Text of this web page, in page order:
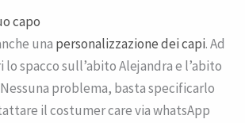
capo
una personalizzazione dei capi. Ad
spacco sull’abito Alejandra e l’abito
problema, basta specificarlo
il costumer care via whatsApp